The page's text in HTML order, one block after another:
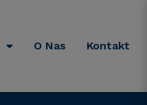
O Nas Kontakt